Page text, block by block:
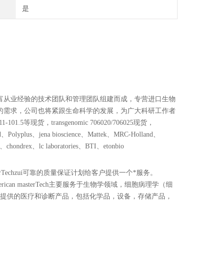
是
业经验的技术团队和管理团队组建而成，专营进口生物
求，公司也将紧跟生命科学的发展，为广大科研工作者
等现货，transgenomic 706020/706025现货，
、jena bioscience、Mattek、MRC-Holland、
chondrex、lc laboratories、BTI、etonbio
可靠的质量保证计划给客户提供一个*服务。
masterTech主要服务于生物学领域，细胞病理学（细
供的医疗和诊断产品，包括化学品，设备，存储产品，